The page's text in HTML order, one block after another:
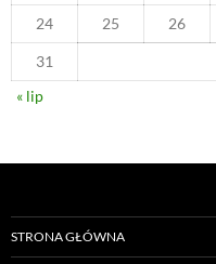
24 25 26
31
« lip
STRONA GŁÓWNA